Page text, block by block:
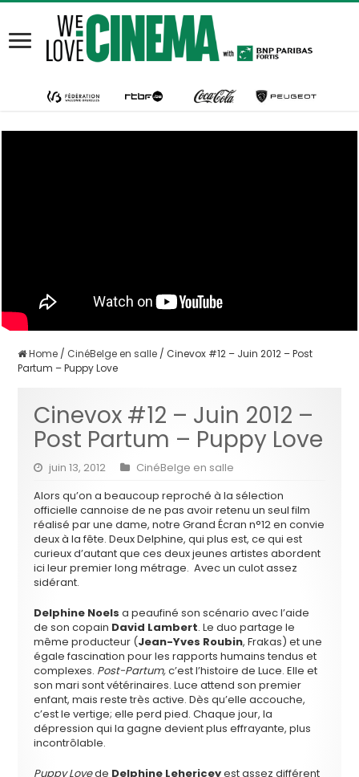
Home / CinéBelge en salle / Cinevox #12 – Juin 2012 – Post
Partum – Puppy Love
Cinevox #12 – Juin 2012 –
Post Partum – Puppy Love
juin 13, 2012
CinéBelge en salle
Alors qu’on a beaucoup reproché à la sélection
officielle cannoise de ne pas avoir retenu un seul film
réalisé par une dame, notre Grand Écran n°12 en convie
deux à la fête. Deux Delphine, qui plus est, ce qui est
curieux d’autant que ces deux jeunes artistes abordent
ici leur premier long métrage. Avec un culot assez
sidérant.
Delphine Noels a peaufiné son scénario avec l’aide
de son copain David Lambert. Le duo partage le
même producteur (Jean-Yves Roubin, Frakas) et une
égale fascination pour les rapports humains tendus et
complexes. Post-Partum,c’est l’histoire de Luce. Elle et
son mari sont vétérinaires. Luce attend son premier
enfant, mais reste très active. Dès qu’elle accouche,
c’est le vertige; elle perd pied. Chaque jour, la
dépression qui la gagne devient plus effrayante, plus
incontrôlable.
Puppy Lovede Delphine Lehericeyest assez différent